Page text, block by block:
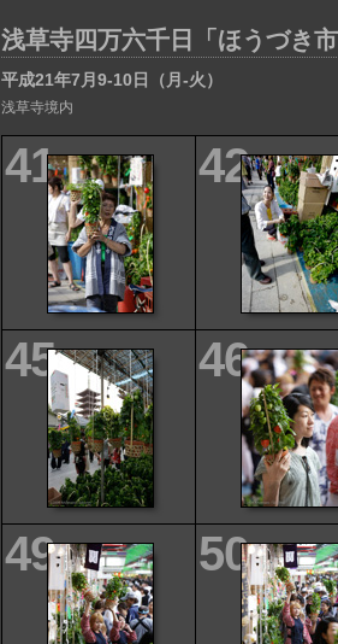
浅草寺四万六千日「ほうづき
平成21年7月9-10日（月-火）
浅草寺境内
41 42
45 46
49 50